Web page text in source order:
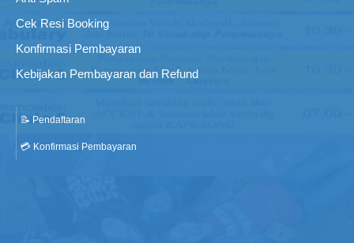
Cek Resi Booking
Konfirmasi Pembayaran
Kebijakan Pembayaran dan Refund
📝 Pendaftaran
💳 Konfirmasi Pembayaran